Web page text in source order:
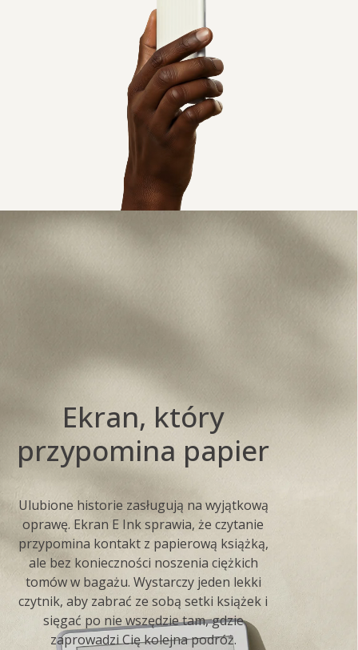
Ekran, który
przypomina papier
Ulubione historie zasługują na wyjątkową
oprawę. Ekran E Ink sprawia, że czytanie
przypomina kontakt z papierową książką,
ale bez konieczności noszenia ciężkich
tomów w bagażu. Wystarczy jeden lekki
czytnik, aby zabrać ze sobą setki książek i
sięgać po nie wszędzie tam, gdzie
zaprowadzi Cię kolejna podróż.